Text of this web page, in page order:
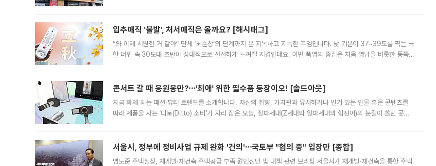
입추매직 '불발', 처서매직은 올까요? [해시태그]
“와 이제 시원한 거 같아” 단체 ‘뇌손상’의 단계까지 온 지독하고 지독한 폭염입니다. 낮 기온이 37~39도를 찍는 극
한 더위 속 30도대 초반이 상대적으로 선선하게 느껴질 지경인데요. 이번 폭염의 중심은 처음 영남을 비롯한 동쪽
콘서트 갈 때 응원봉만?⋯'최애' 위한 필수품 등장이오! [솔드아웃]
지금 화제 되는 패션·뷰티 트렌드를 소개합니다. 자신의 취향, 가치관과 유사하거나 인기 있는 인물 혹은 콘텐츠를
따라 제품을 사는 '디토(Ditto) 소비'가 자리 잡은 오늘, 잘파세대(Z세대와 알파세대의 합성어)의 눈길이 쏠린 곳은
서울시, 정부에 정비사업 규제 완화 '건의'⋯국토부 "협의 중" 입장만 [종합]
명노준 주택실장, 재개발·재건축 주택공급 부족 원인진단 및 대책 관련 브리핑 서울시가 재개발·재건축을 통한 주택